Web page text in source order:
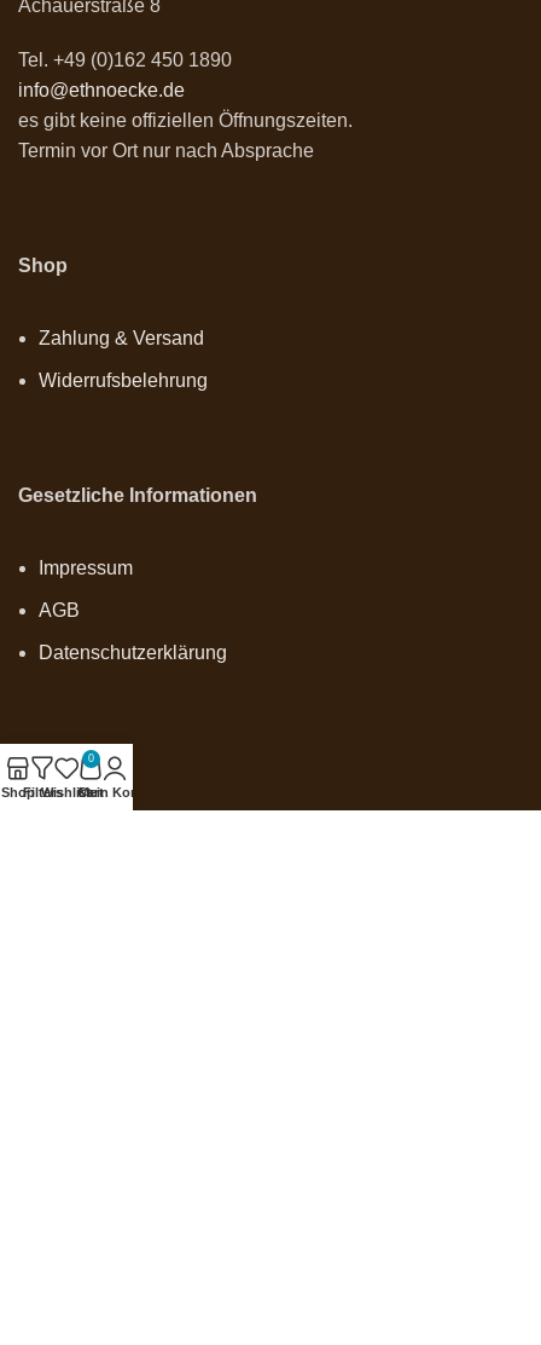
Achauerstraße 8
Tel. +49 (0)162 450 1890
info@ethnoecke.de
es gibt keine offiziellen Öffnungszeiten.
Termin vor Ort nur nach Absprache
Shop
Zahlung & Versand
Widerrufsbelehrung
Gesetzliche Informationen
Impressum
AGB
Datenschutzerklärung
Onlineshop
ShopFiltersWishlist
0
Cart
Mein Konto